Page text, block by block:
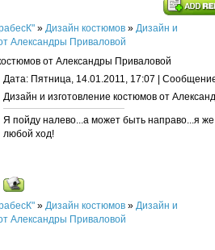
» Дизайн костюмов » Дизайн и
Александры Приваловой
от Александры Приваловой
Дата: Пятница, 14.01.2011, 17:07 |
Дизайн и изготовление костюмов от
Я пойду налево...а может быть направо...я
любой ход!
» Дизайн костюмов » Дизайн и
Александры Приваловой